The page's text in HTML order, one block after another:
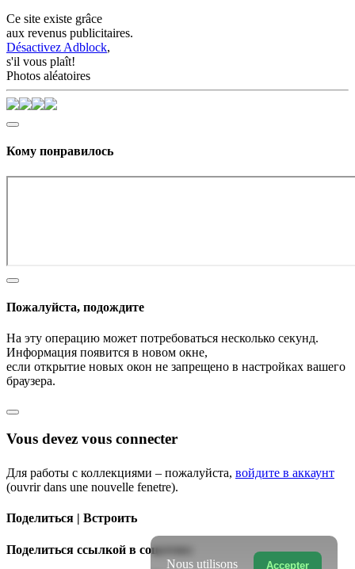
Ce site existe grâce
aux revenus publicitaires.
Désactivez Adblock,
s'il vous plaît!
Photos aléatoires
Кому понравилось
Пожалуйста, подождите
На эту операцию может потребоваться несколько секунд.
Информация появится в новом окне,
если открытие новых окон не запрещено в настройках вашего
браузера.
Vous devez vous connecter
Для работы с коллекциями – пожалуйста, войдите в аккаунт
(ouvrir dans une nouvelle fenetre).
Поделиться | Встроить
Поделиться ссылкой в соцсетях:
Accepter
Nous utilisons